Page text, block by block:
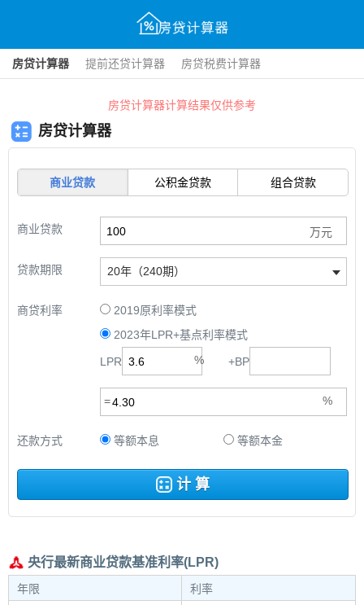
房贷计算器 提前还贷计算器 房贷税费计算器
房贷计算器计算结果仅供参考
房贷计算器
商业贷款 公积金贷款 组合贷款
商业贷款
贷款期限 20年（240期）
商贷利率
2019原利率模式
2023年LPR+基点利率模式
LPR +BP
还款方式 等额本息 等额本金
计 算
央行最新商业贷款基准利率(LPR)
年限
利率